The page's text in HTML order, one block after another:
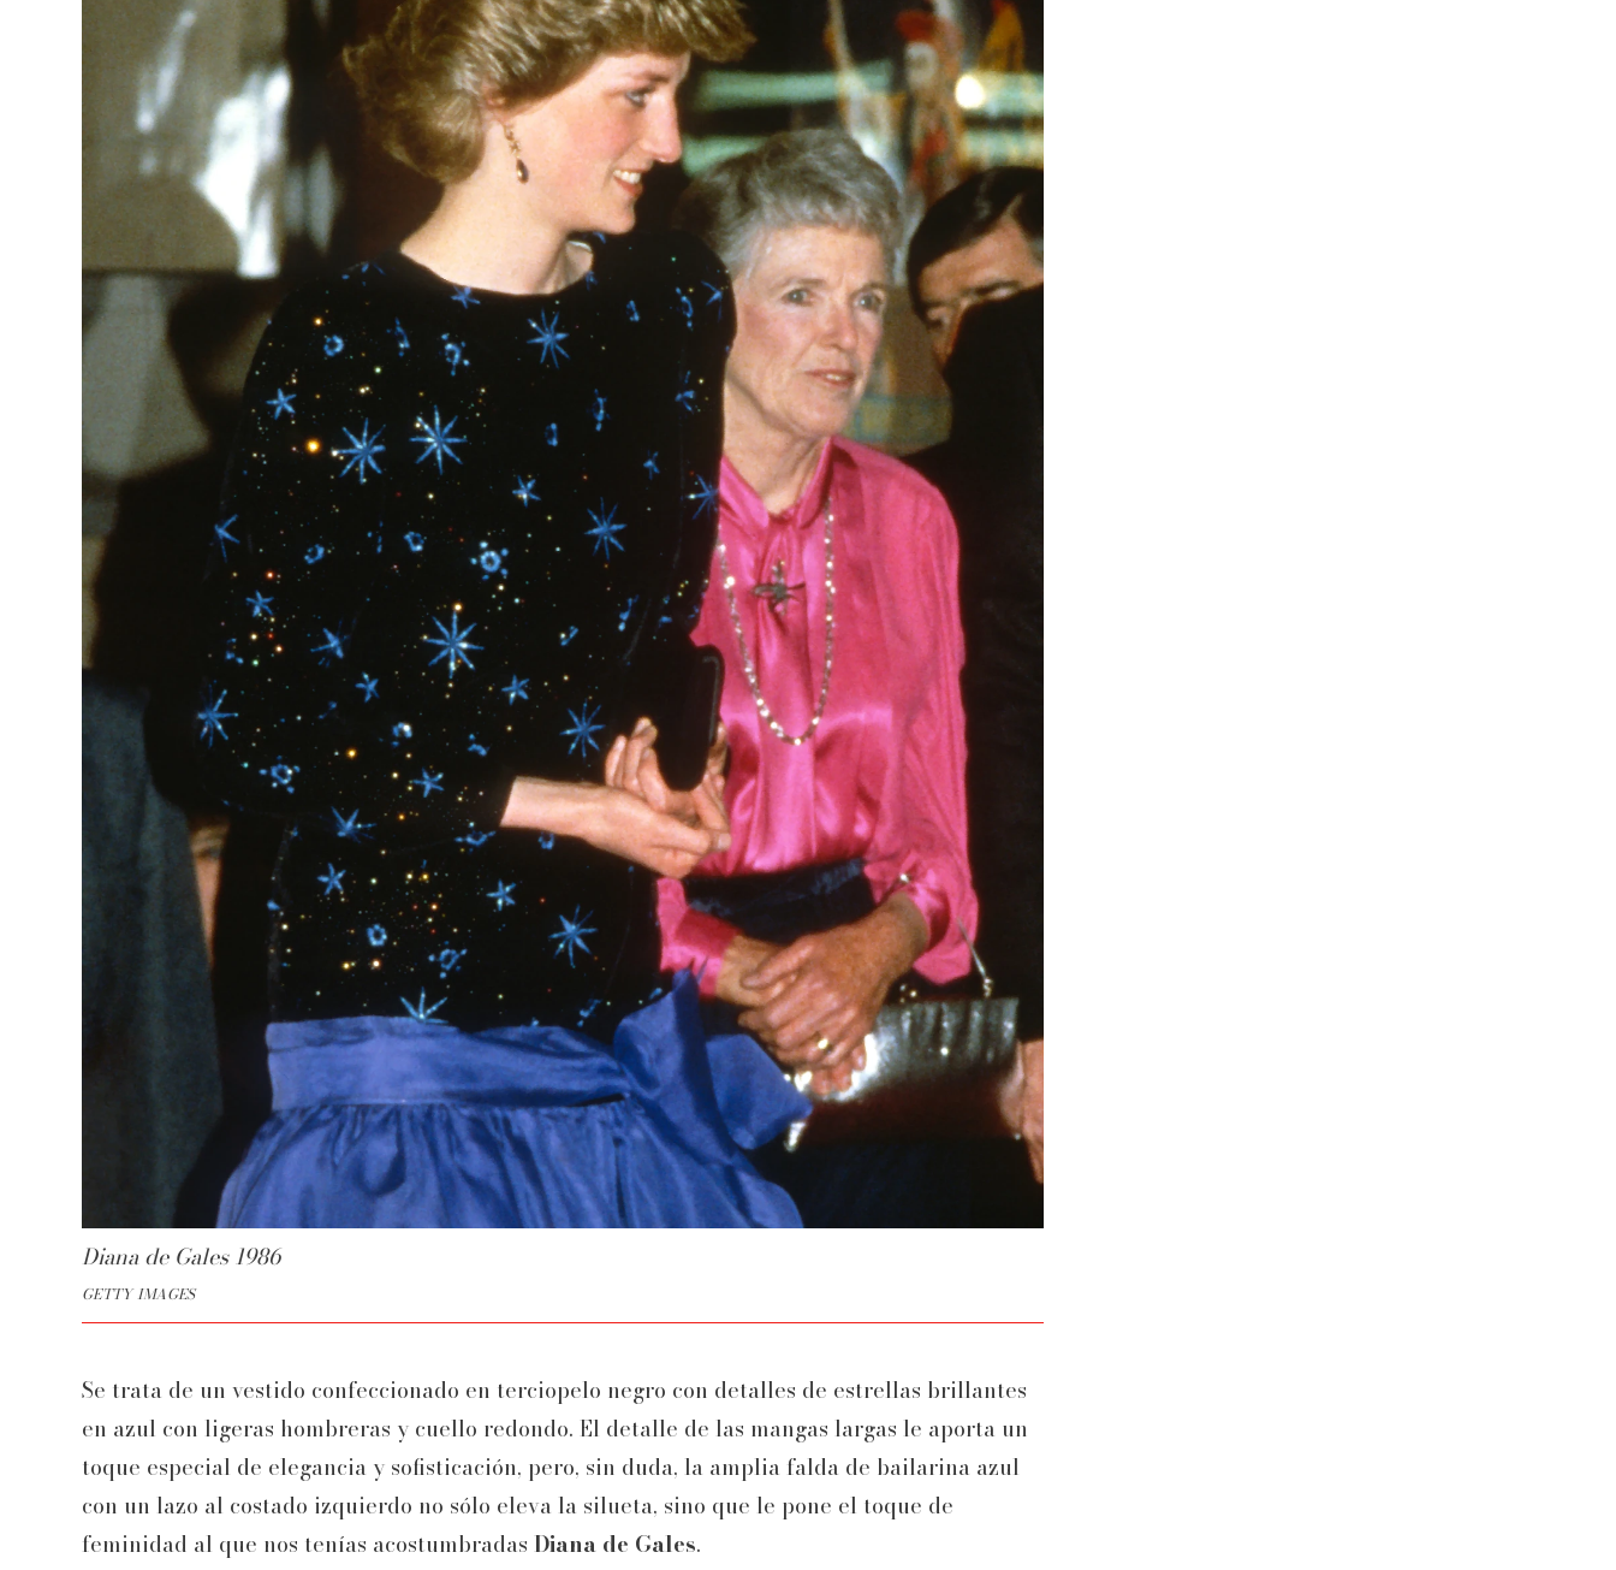
Diana de Gales 1986
GETTY IMAGES
Se trata de un vestido confeccionado en terciopelo negro con detalles de estrellas brillantes
en azul con ligeras hombreras y cuello redondo. El detalle de las mangas largas le aporta un
toque especial de elegancia y sofisticación, pero, sin duda, la amplia falda de bailarina azul
con un lazo al costado izquierdo no sólo eleva la silueta, sino que le pone el toque de
feminidad al que nos tenías acostumbradas Diana de Gales.